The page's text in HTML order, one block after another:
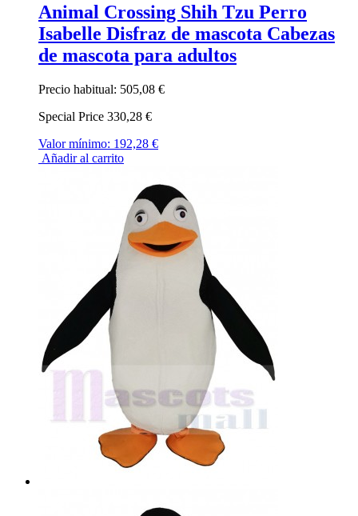
Animal Crossing Shih Tzu Perro
Isabelle Disfraz de mascota Cabezas
de mascota para adultos
Precio habitual: 505,08 €
Special Price 330,28 €
Valor mínimo: 192,28 €
Añadir al carrito